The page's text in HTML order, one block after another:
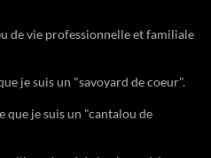
de vie professionnelle et familiale
je suis un "savoyard de coeur".
que je suis un "cantalou de